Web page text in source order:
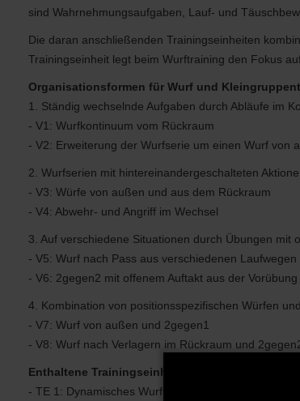
sind Wahrnehmungsaufgaben, Lauf- und
Die daran anschließenden Trainingseinheiten
Trainingseinheit legt beim Wurftraining den Fokus
Organisationsformen für Wurf und
1. Ständig wechselnde Aufgaben durch Abläufe im
- V1: Wurfkontinuum vom Rückraum
- V2: Erweiterung der Wurfserie um einen Wurf von
2. Wurfserien mit hintereinandergeschalteten
- V3: Würfe von außen und aus dem Rückraum
- V4: Abwehr- und Angriff im Wechsel
3. Auf verschiedene Situationen durch Übungen mit
- V5: Wurf nach Pass aus verschiedenen Laufwegen
- V6: 2gegen2 mit offenem Auftakt aus der Vorübung
4. Kombination von positionsspezifischen Würfen
- V7: Wurf von außen und 2gegen1
- V8: Wurf nach Verlagern im Rückraum und
Enthaltene Trainingseinheiten
- TE 1: Dynamisches Wurftraining mit